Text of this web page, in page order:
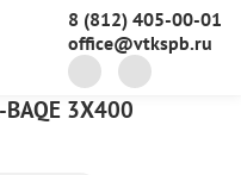
8 (812) 405-00-01
office@vtkspb.ru
3X400